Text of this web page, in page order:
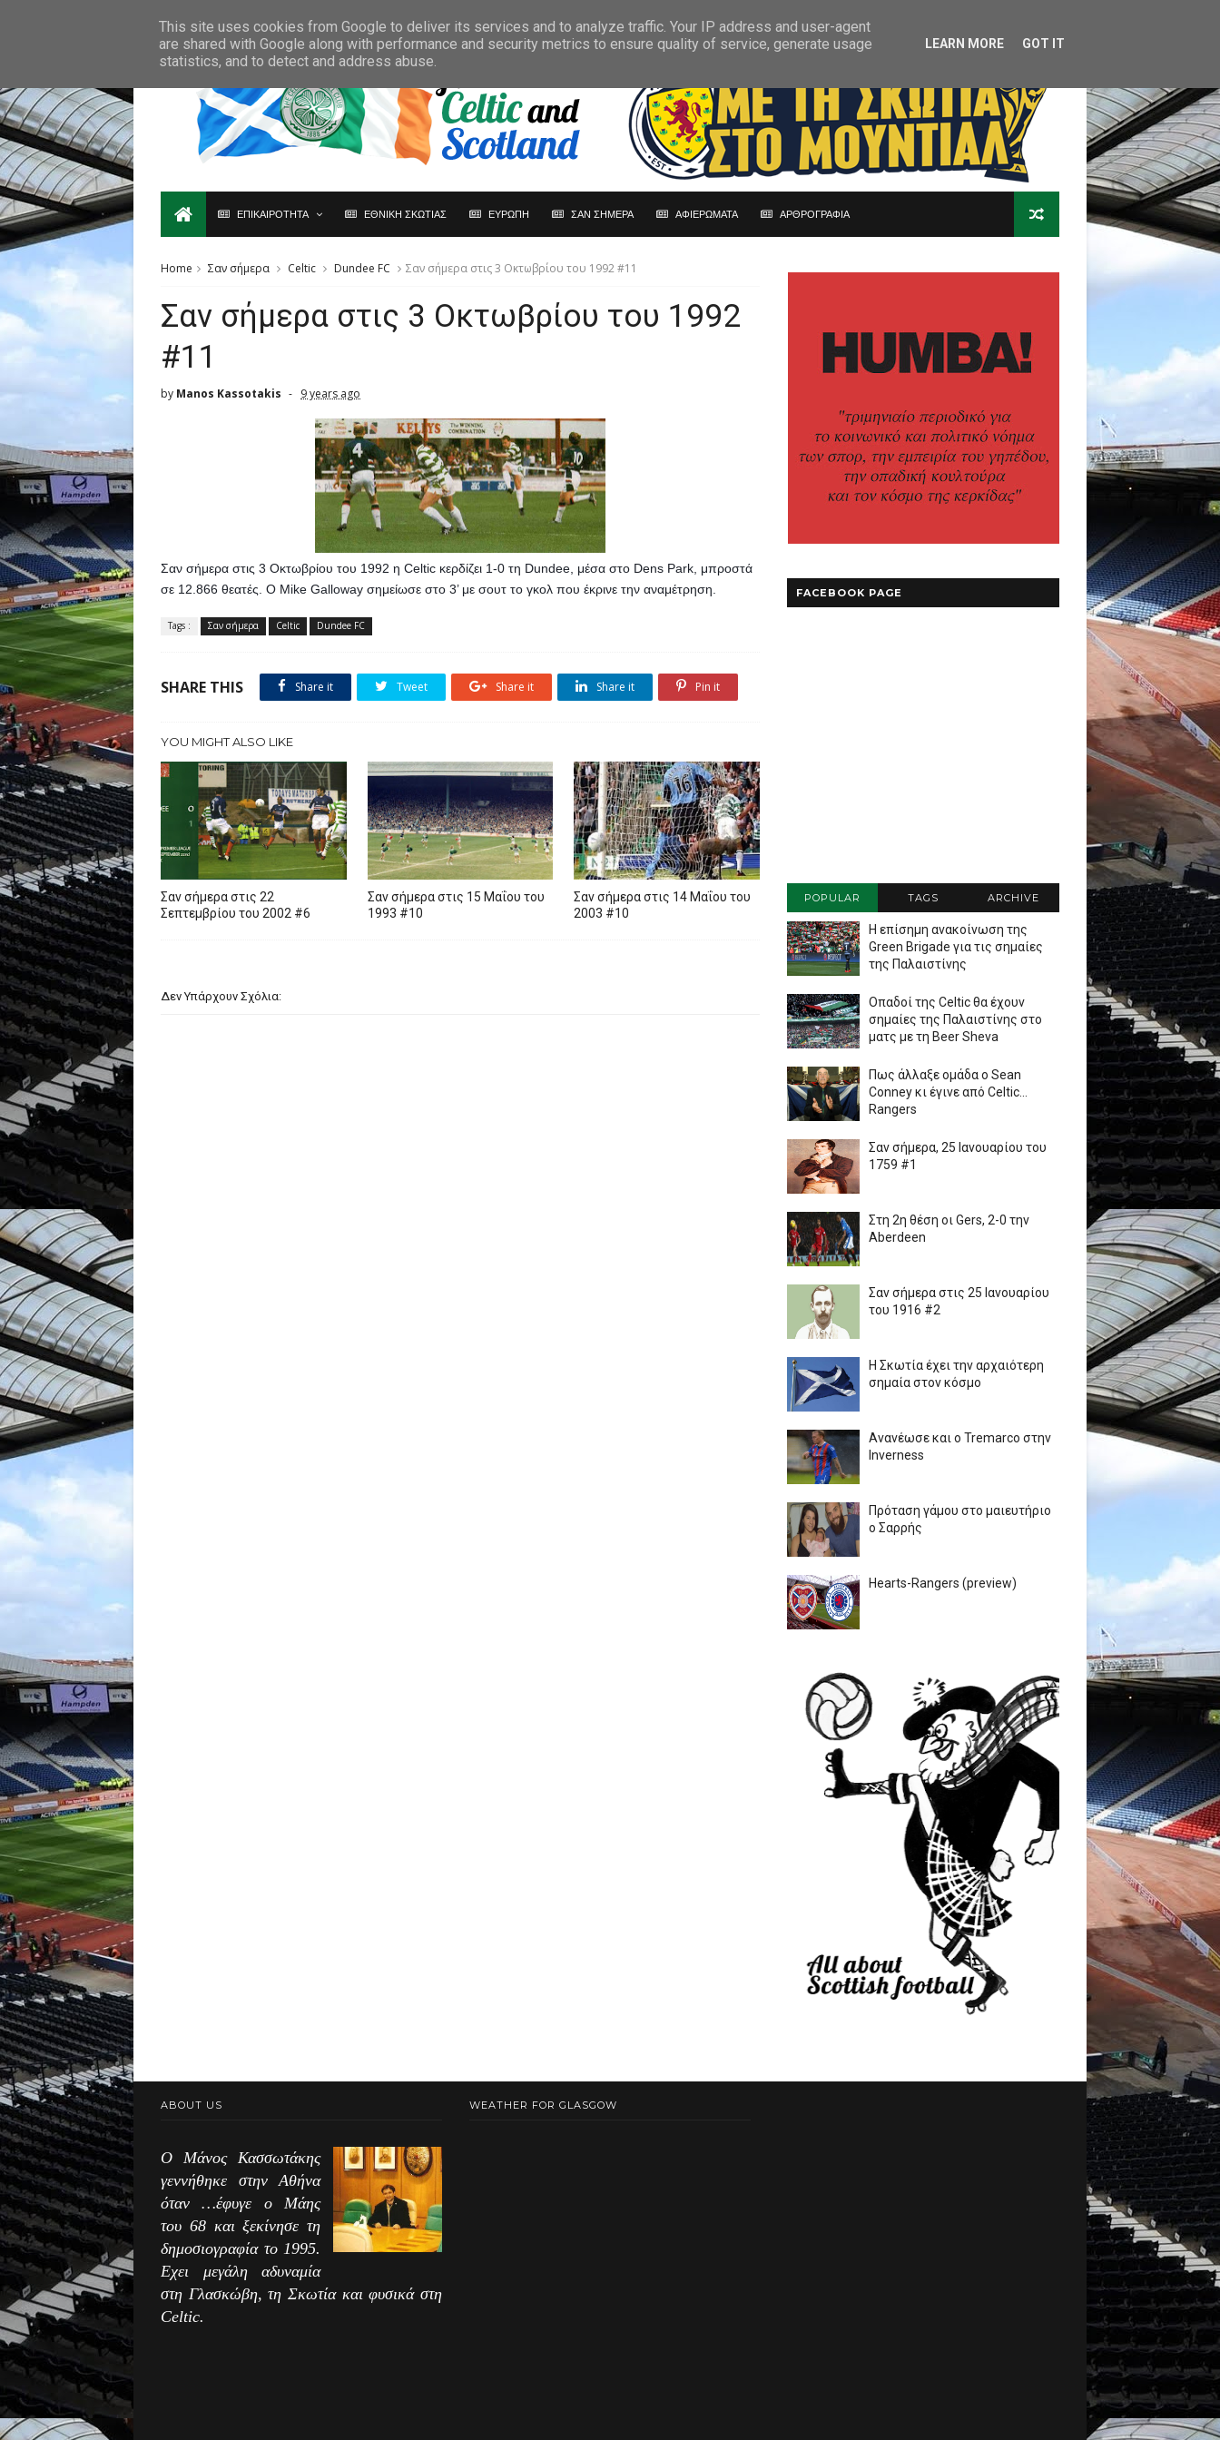
ΕΠΙΚΑΙΡΟΤΗΤΑ ΕΘΝΙΚΗ ΣΚΩΤΙΑΣ ΕΥΡΩΠΗ ΣΑΝ ΣΗΜΕΡΑ ΑΦΙΕΡΩΜΑΤΑ ΑΡΘΡΟΓΡΑΦΙΑ
Home Σαν σήμερα Celtic Dundee FC Σαν σήμερα στις 3 Οκτωβρίου του 1992 #11
Σαν σήμερα στις 3 Οκτωβρίου του 1992
#11
by Manos Kassotakis 9 years ago
Σαν σήμερα στις 3 Οκτωβρίου του 1992 η Celtic κερδίζει 1-0 τη Dundee, μέσα στο Dens Park, μπροστά
σε 12.866 θεατές. Ο Mike Galloway σημείωσε στο 3’ με σουτ το γκολ που έκρινε την αναμέτρηση.
Tags : Σαν σήμερα Celtic Dundee FC
SHARE THIS Share it Tweet Share it Share it Pin it
YOU MIGHT ALSO LIKE
Σαν σήμερα στις 22
Σεπτεμβρίου του 2002 #6
Σαν σήμερα στις 15 Μαΐου του
1993 #10
Σαν σήμερα στις 14 Μαΐου του
2003 #10
Δεν Υπάρχουν Σχόλια:
FACEBOOK PAGE
POPULAR TAGS ARCHIVE
Η επίσημη ανακοίνωση της
Green Brigade για τις σημαίες
της Παλαιστίνης
Οπαδοί της Celtic θα έχουν
σημαίες της Παλαιστίνης στο
ματς με τη Beer Sheva
Πως άλλαξε ομάδα ο Sean
Conney κι έγινε από Celtic...
Rangers
Σαν σήμερα, 25 Ιανουαρίου του
1759 #1
Στη 2η θέση οι Gers, 2-0 την
Aberdeen
Σαν σήμερα στις 25 Ιανουαρίου
του 1916 #2
Η Σκωτία έχει την αρχαιότερη
σημαία στον κόσμο
Ανανέωσε και ο Tremarco στην
Inverness
Πρόταση γάμου στο μαιευτήριο
ο Σαρρής
Hearts-Rangers (preview)
ABOUT US
Ο Μάνος Κασσωτάκης
γεννήθηκε στην Αθήνα
όταν …έφυγε ο Μάης
του 68 και ξεκίνησε τη
δημοσιογραφία το 1995.
Εχει μεγάλη αδυναμία
στη Γλασκώβη, τη Σκωτία και φυσικά στη
Celtic.
WEATHER FOR GLASGOW
This site uses cookies from Google to deliver its services and to analyze traffic. Your IP address and user-agent
are shared with Google along with performance and security metrics to ensure quality of service, generate usage
statistics, and to detect and address abuse.
LEARN MORE GOT IT